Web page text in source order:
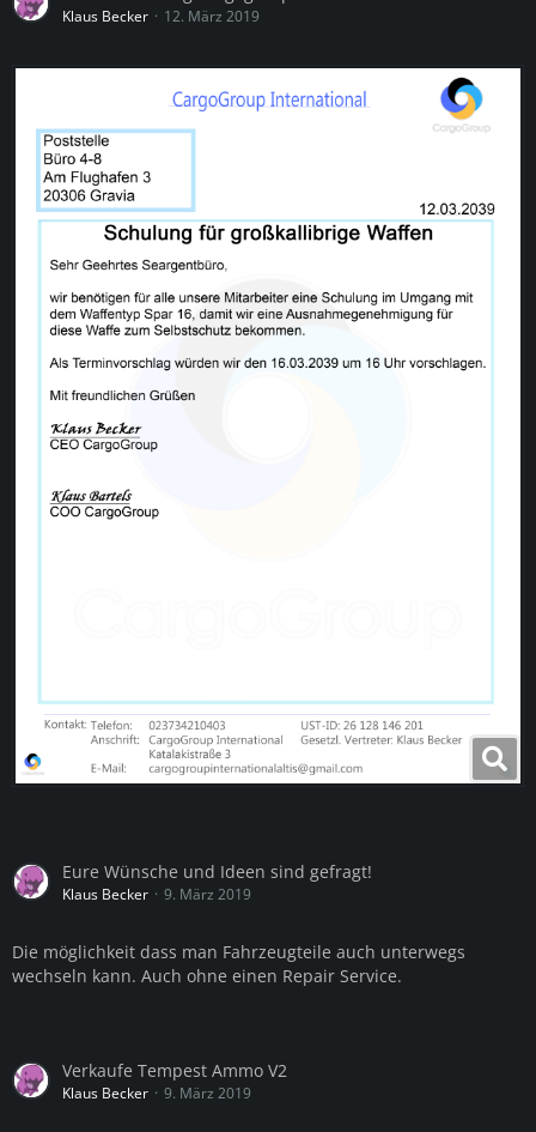
Klaus Becker 12. März 2019
Eure Wünsche und Ideen sind gefragt!
Klaus Becker 9. März 2019
Die möglichkeit dass man Fahrzeugteile auch unterwegs
wechseln kann. Auch ohne einen Repair Service.
Verkaufe Tempest Ammo V2
Klaus Becker 9. März 2019